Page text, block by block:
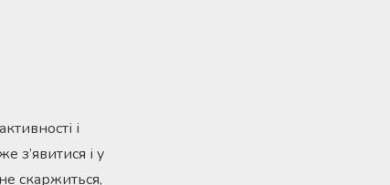
і
з’явитися і у
скаржиться,